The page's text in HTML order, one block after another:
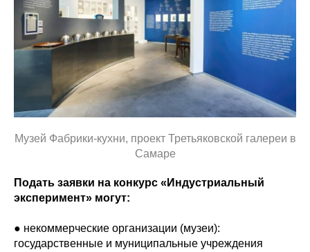
Музей Фабрики-кухни, проект Третьяковской галереи в
Самаре
Подать заявки на конкурс «Индустриальный
эксперимент» могут:
● некоммерческие организации (музеи):
государственные и муниципальные учреждения